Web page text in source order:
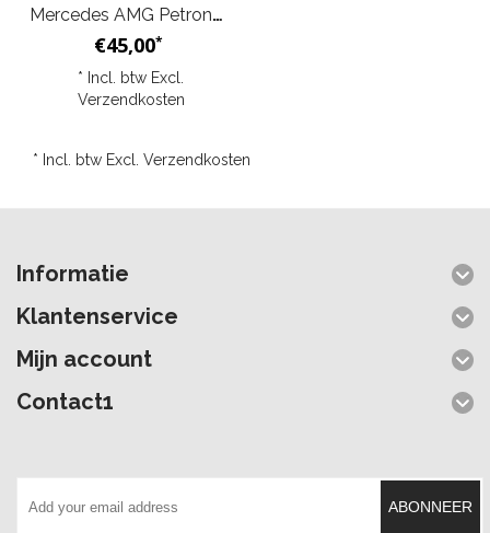
Mercedes AMG Petronas George Russel Pet - Wit
€45,00*
* Incl. btw Excl.
Verzendkosten
* Incl. btw Excl. Verzendkosten
Informatie
Klantenservice
Mijn account
Contact1
ABONNEER